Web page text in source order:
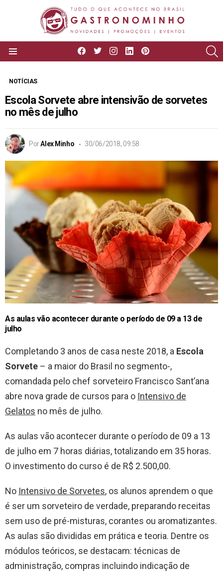
facebooktwitterinstagram
linkedin
NOTÍCIAS
Escola Sorvete abre intensivão de sorvetes
no mês de julho
PorAlex Minho 30/06/2018, 09:58
As aulas vão acontecer durante o período de 09 a 13 de
julho
Completando 3 anos de casa neste 2018, a Escola
Sorvete – a maior do Brasil no segmento-,
comandada pelo chef sorveteiro Francisco Sant’ana
abre nova grade de cursos para o Intensivo de
Gelatos no mês de julho.
As aulas vão acontecer durante o período de 09 a 13
de julho em 7 horas diárias, totalizando em 35 horas.
O investimento do curso é de R$ 2.500,00.
No Intensivo de Sorvetes, os alunos aprendem o que
é ser um sorveteiro de verdade, preparando receitas
sem uso de pré-misturas, corantes ou aromatizantes.
As aulas são divididas em prática e teoria. Dentre os
módulos teóricos, se destacam: técnicas de
administração, compras incluindo indicação de